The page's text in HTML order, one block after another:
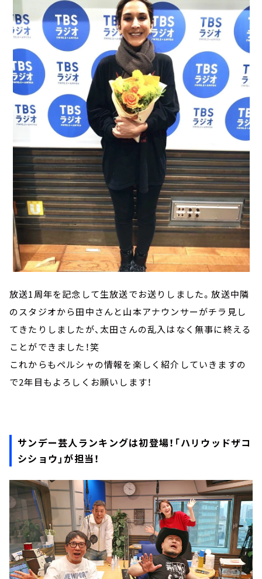
放送1周年を記念して生放送でお送りしました。放送中隣
のスタジオから田中さんと山本アナウンサーがチラ見し
てきたりしましたが、太田さんの乱入はなく無事に終える
ことができました！笑
これからもペルシャの情報を楽しく紹介していきますの
で2年目もよろしくお願いします！
サンデー芸人ランキングは初登場！「ハリウッドザコ
シショウ」が担当！